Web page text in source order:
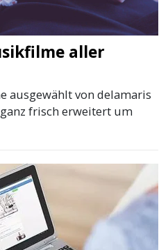
aller
ausgewählt von delamaris
frisch erweitert um